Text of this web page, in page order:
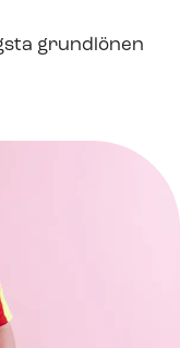
grundlönen